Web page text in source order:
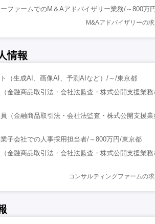
ファームでのM＆Aアドバイザリー業務/～800万
M&Aアドバイザリーの
情報
（生成AI、画像AI、予測AIなど）/～/東京都
金融商品取引法・会社法監査・株式公開支援業
（金融商品取引法・会社法監査・株式公開支援業
子会社での人事採用担当者/～800万円/東京都
金融商品取引法・会社法監査・株式公開支援業
コンサルティングファームの